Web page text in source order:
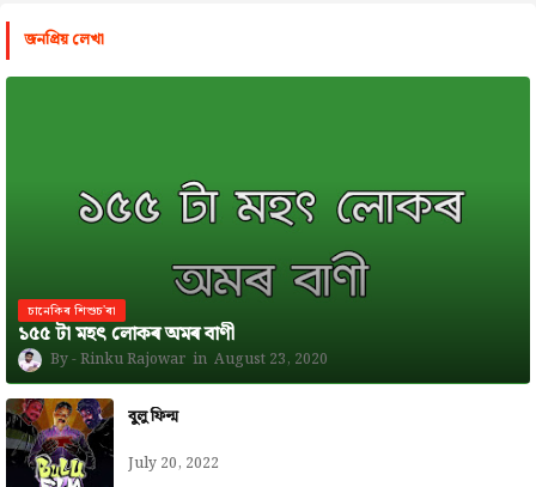
জনপ্রিয় লেখা
চানেকিৰ শিশুচ'ৰা
১৫৫ টা মহৎ লোকৰ অমৰ বাণী
Rinku Rajowar August 23, 2020
বুলু ফিল্ম
July 20, 2022